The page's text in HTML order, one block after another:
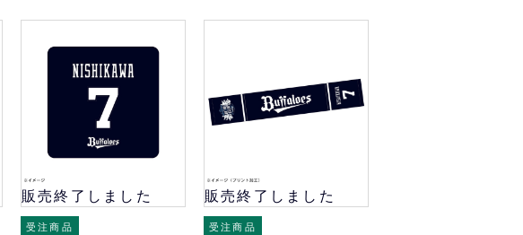
販売終了しました
受注商品
販売終了しました
受注商品